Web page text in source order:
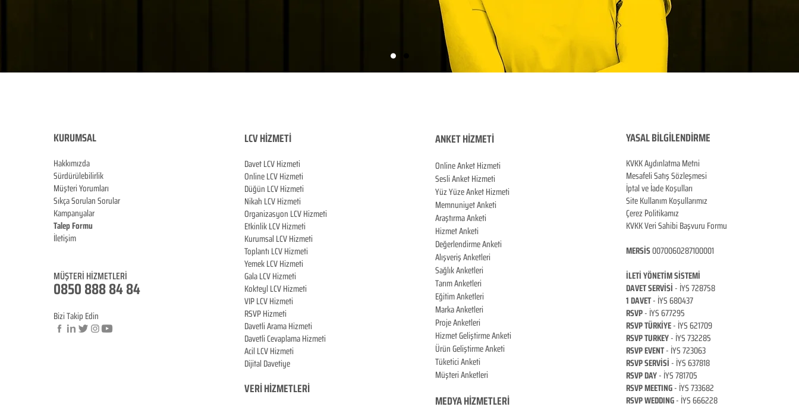
KURUMSAL
Hakkımızda
Sürdürülebilirlik
Müşteri Yorumları
Sıkça Sorulan Sorular
Kampanyalar
Talep Formu
İletişim
MÜŞTERİ HİZMETLERİ
0850 888 8484
Bizi Takip Edin
LCV HİZMETİ
Davet LCV Hizmeti
Online LCV Hizmeti
Düğün LCV Hizmeti
Nikah LCV Hizmeti
Organizasyon LCV Hizmeti
Etkinlik LCV Hizmeti
Kurumsal LCV Hizmeti
Toplantı LCV Hizmeti
Yemek LCV Hizmeti
Gala LCV Hizmeti
Kokteyl LCV Hizmeti
VIP LCV Hizmeti
RSVP Hizmeti
Davetli Arama Hizmeti
Davetli Cevaplama Hizmeti
Acil LCV Hizmeti
Dijital Davetiye
VERİ HİZMETLERİ
ANKET HİZMETİ
Online Anket Hizmeti
Sesli Anket Hizmeti
Yüz Yüze Anket Hizmeti
Memnuniyet Anketi
Araştırma Anketi
Hizmet Anketi
Değerlendirme Anketi
Alışveriş Anketleri
Sağlık Anketleri
Tarım Anketleri
Eğitim Anketleri
Marka Anketleri
Proje Anketleri
Hizmet Geliştirme Anketi
Ürün Geliştirme Anketi
Tüketici Anketi
Müşteri Anketleri
MEDYA HİZMETLERİ
YASAL BİLGİLENDİRME
KVKK AydınlatmaMetni
Mesafeli Satış Sözleşmesi
İptal ve İade Koşulları
Site Kullanım Koşullarımız
Çerez Politikamız
KVKK Veri Sahibi Başvuru Formu
MERSİS0070060287100001
İLETİ YÖNETİM SİSTEMİ
DAVET SERVİSİ- İYS 728758
1 DAVET- İYS 680437
RSVP- İYS 677295
RSVP TÜRKİYE- İYS 621709
RSVP TURKEY- İYS 732285
RSVP EVENT- İYS 723063
RSVP SERVİSİ- İYS 637818
RSVP DAY- İYS 781705
RSVP MEETING- İYS 733682
RSVP WEDDING- İYS 666228